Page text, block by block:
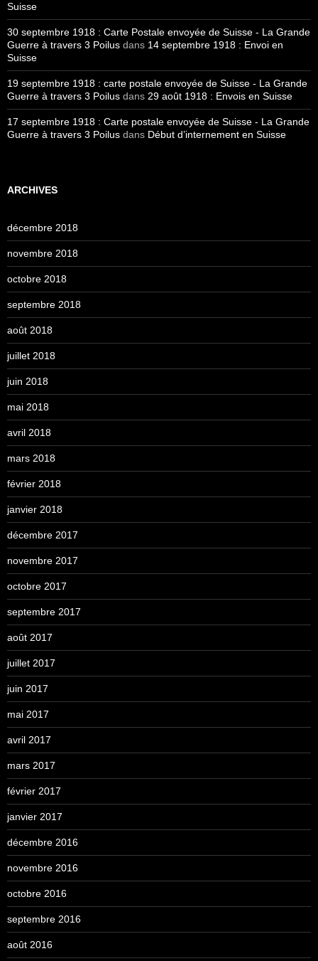
Suisse
30 septembre 1918 : Carte Postale envoyée de Suisse - La Grande
Guerre à travers 3 Poilus dans 14 septembre 1918 : Envoi en
Suisse
19 septembre 1918 : carte postale envoyée de Suisse - La Grande
Guerre à travers 3 Poilus dans 29 août 1918 : Envois en Suisse
17 septembre 1918 : Carte postale envoyée de Suisse - La Grande
Guerre à travers 3 Poilus dans Début d’internement en Suisse
ARCHIVES
décembre 2018
novembre 2018
octobre 2018
septembre 2018
août 2018
juillet 2018
juin 2018
mai 2018
avril 2018
mars 2018
février 2018
janvier 2018
décembre 2017
novembre 2017
octobre 2017
septembre 2017
août 2017
juillet 2017
juin 2017
mai 2017
avril 2017
mars 2017
février 2017
janvier 2017
décembre 2016
novembre 2016
octobre 2016
septembre 2016
août 2016